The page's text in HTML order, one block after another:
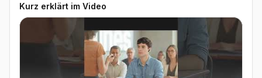
Kurz erklärt im Video